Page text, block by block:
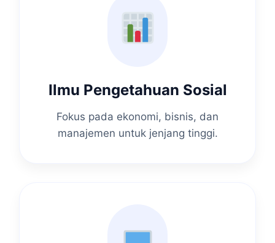
Ilmu Pengetahuan Sosial
Fokus pada ekonomi, bisnis, dan
manajemen untuk jenjang tinggi.